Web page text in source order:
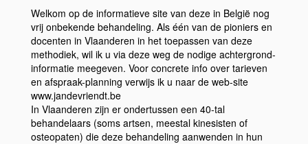
Welkom op de informatieve site van deze in België nog
vrij onbekende behandeling. Als één van de pioniers en
docenten in Vlaanderen in het toepassen van deze
methodiek, wil ik u via deze weg de nodige achtergrond-
informatie meegeven. Voor concrete info over tarieven
en afspraak-planning verwijs ik u naar de web-site
www.jandevriendt.be
In Vlaanderen zijn er ondertussen een 40-tal
behandelaars (soms artsen, meestal kinesisten of
osteopaten) die deze behandeling aanwenden in hun